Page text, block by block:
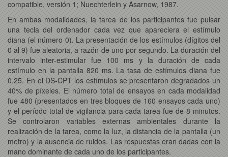
compatible, versión 1; Nuechterlein y Asarnow, 1987.
En ambas modalidades, la tarea de los participantes fue pulsar
una tecla del ordenador cada vez que apareciera el estímulo
diana (el número 0). La presentación de los estímulos (dígitos del
0 al 9) fue aleatoria, a razón de uno por segundo. La duración del
intervalo inter-estimular fue 100 ms y la duración de cada
estímulo en la pantalla 820 ms. La tasa de estímulos diana fue
0.25. En el DS-CPT los estímulos se presentaron degradados un
40% de píxeles. El número total de ensayos en cada modalidad
fue 480 (presentados en tres bloques de 160 ensayos cada uno)
y el período total de vigilancia para cada tarea fue de 8 minutos.
Se controlaron variables externas ambientales durante la
realización de la tarea, como la luz, la distancia de la pantalla (un
metro) y la ausencia de ruidos. Las respuestas eran dadas con la
mano dominante de cada uno de los participantes.